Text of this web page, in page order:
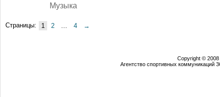
Музыка
Страницы: 1 2 … 4 →
Copyright © 2008
Агентство спортивных коммуникаций